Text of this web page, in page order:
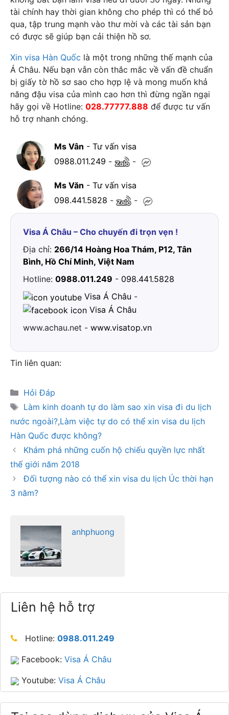
tài chính hay thời gian không cho phép thì có thể bỏ
qua, tập trung mạnh vào thư mời và các tài sản bạn
có được sẽ giúp bạn cải thiện hồ sơ.
Xin visa Hàn Quốc là một trong những thế mạnh của
Á Châu. Nếu bạn vẫn còn thắc mắc về vấn đề chuẩn
bị giấy tờ hồ sơ sao cho hợp lệ và mong muốn khả
năng đậu visa của mình cao hơn thì đừng ngần ngại
hãy gọi về Hotline: 028.77777.888 để được tư vấn
hỗ trợ nhanh chóng.
Ms Vân - Tư vấn visa
0988.011.249 - -
Ms Văn - Tư vấn visa
098.441.5828 - -
Visa Á Châu – Cho chuyến đi trọn vẹn !
Địa chỉ: 266/14 Hoàng Hoa Thám, P12, Tân
Bình, Hồ Chí Minh, Việt Nam
Hotline: 0988.011.249 - 098.441.5828
Visa Á Châu -
Visa Á Châu
www.achau.net - www.visatop.vn
Tin liên quan:
Danh
mục
Hỏi Đáp
Thẻ
Làm kinh doanh tự do làm sao xin visa đi du lịch
nước ngoài?,Làm việc tự do có thể xin visa du lịch
Hàn Quốc được không?
Khám phá những cuốn hộ chiếu quyền lực nhất
thế giới năm 2018
Đối tượng nào có thể xin visa du lịch Úc thời hạn
3 năm?
anhphuong
Liên hệ hỗ trợ
Hotline: 0988.011.249
Facebook: Visa Á Châu
Youtube: Visa Á Châu